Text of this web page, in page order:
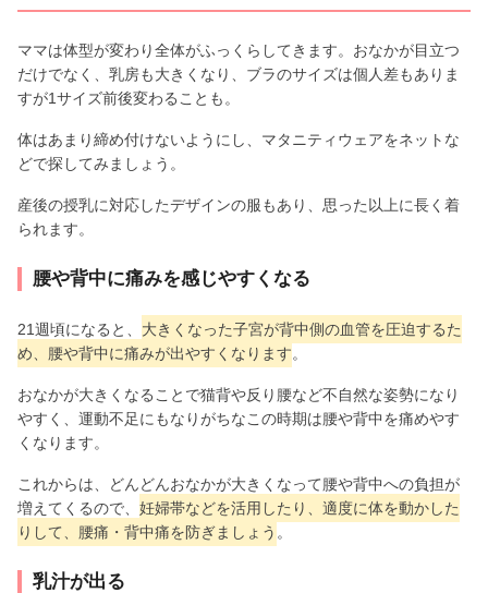
ママは体型が変わり全体がふっくらしてきます。おなかが目立つ
だけでなく、乳房も大きくなり、ブラのサイズは個人差もありま
すが1サイズ前後変わることも。
体はあまり締め付けないようにし、マタニティウェアをネットな
どで探してみましょう。
産後の授乳に対応したデザインの服もあり、思った以上に長く着
られます。
腰や背中に痛みを感じやすくなる
21週頃になると、 大きくなった子宮が背中側の血管を圧迫するた
め、腰や背中に痛みが出やすくなります。
おなかが大きくなることで猫背や反り腰など不自然な姿勢になり
やすく、運動不足にもなりがちなこの時期は腰や背中を痛めやす
くなります。
これからは、どんどんおなかが大きくなって腰や背中への負担が
増えてくるので、 妊婦帯などを活用したり、適度に体を動かした
りして、腰痛・背中痛を防ぎましょう 。
乳汁が出る